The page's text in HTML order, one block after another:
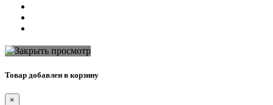
Товар добавлен в корзину
×